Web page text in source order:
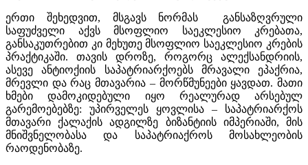
ერთი შეხედვით, მსგავს ნორმას განსაზღვრული
საფუძველი აქვს მსოფლიო საეკლესიო კრებათა,
განსაკუთრებით კი მეხუთე მსოფლიო საეკლესიო კრების
პრაქტიკაში. თავის დროზე, როგორც ალექსანდრიის,
ასევე ანტიოქიის საპატრიარქოებს მრავალი ეპაქრია,
მრევლი და რაც მთავარია – მორწმუნეები ყავდათ. მათი
ხმები დამოკიდებული იყო რეალურად არსებულ
გარემოებებზე: უპირველეს ყოვლისა – საპატრიარქოს
მთავარი ქალაქის ადგილზე ბიზანტიის იმპერიაში, მის
მნიშვნელობასა და საპატრიაქროს მოსახლეობის
რაოდენობაზე.